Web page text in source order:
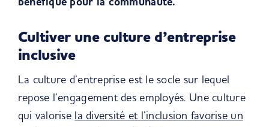
Cultiver une culture d’entreprise
inclusive
La culture d’entreprise est le socle sur lequel
repose l’engagement des employés. Une culture
qui valorise la diversité et l’inclusion favorise un